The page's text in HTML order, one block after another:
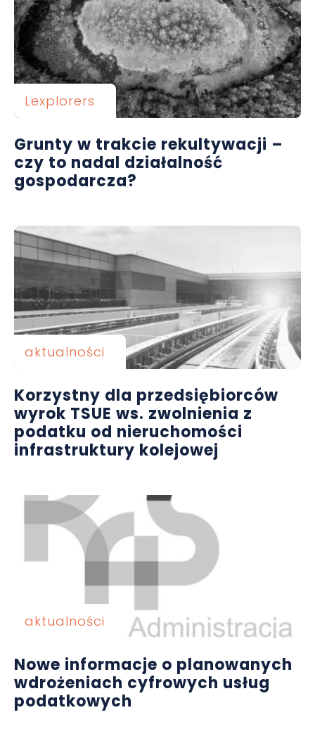
Lexplorers
Grunty w trakcie rekultywacji –
czy to nadal działalność
gospodarcza?
aktualności
Korzystny dla przedsiębiorców
wyrok TSUE ws. zwolnienia z
podatku od nieruchomości
infrastruktury kolejowej
aktualności
Nowe informacje o planowanych
wdrożeniach cyfrowych usług
podatkowych